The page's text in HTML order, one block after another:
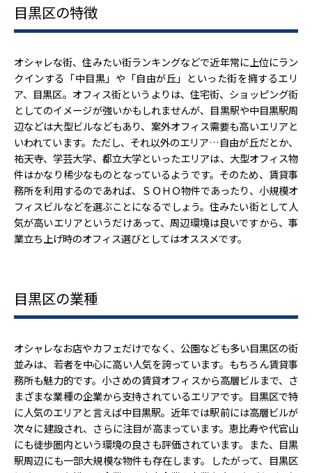
目黒区の特徴
オシャレな街、住みたい街ランキングなどで近年常に上位にラン
クインする「中目黒」や「自由が丘」といった街を擁するエリ
ア、目黒区。オフィス街というよりは、住宅街、ショッピング街
としてのイメージが強いかもしれませんが、目黒駅や中目黒駅周
辺などは大型ビルなどもあり、案外オフィス需要も高いエリアと
いわれています。ただし、それ以外のエリア…自由が丘だとか、
祐天寺、学芸大学、都立大学といったエリアは、大型オフィス物
件はかなり稀少なものとなっているようです。そのため、賃貸事
務所を利用するのであれば、ＳＯＨＯ物件であったり、小規模オ
フィスビルなどを選ぶことになるでしょう。住みたい街として人
気が高いエリアというだけあって、周辺環境は良いですから、事
業立ち上げ時のオフィス選びとしてはオススメです。
目黒区の業種
オシャレなお店やカフェだけでなく、公園なども多い目黒区の街
並みは、若者を中心に高い人気を誇っています。もちろん賃貸事
務所も魅力的です。小さめの賃貸オフィスから高層ビルまで、さ
まざまな業種の企業から支持されているエリアです。目黒区で特
に人気のエリアと言えば中目黒駅。近年では駅前には高層ビルが
次々に建設され、さらに注目が高まっています。恵比寿や代官山
にも徒歩圏内という環境の良さも評価されています。また、目黒
駅周辺にも一部大規模な物件も存在します。したがって、目黒区